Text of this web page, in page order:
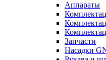
Аппараты
Запчасти
Насадки